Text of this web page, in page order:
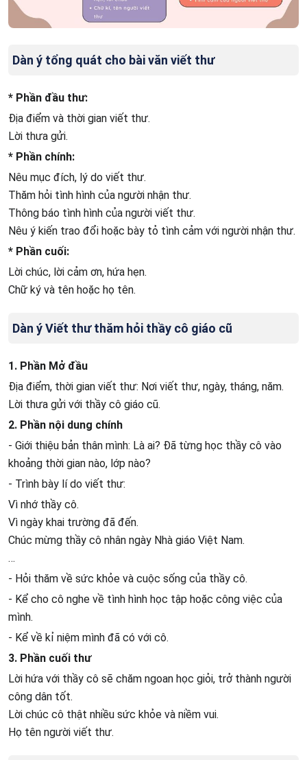
Dàn ý tổng quát cho bài văn viết thư
* Phần đầu thư:
Địa điểm và thời gian viết thư.
Lời thưa gửi.
* Phần chính:
Nêu mục đích, lý do viết thư.
Thăm hỏi tình hình của người nhận thư.
Thông báo tình hình của người viết thư.
Nêu ý kiến trao đổi hoặc bày tỏ tình cảm với người nhận thư.
* Phần cuối:
Lời chúc, lời cảm ơn, hứa hẹn.
Chữ ký và tên hoặc họ tên.
Dàn ý Viết thư thăm hỏi thầy cô giáo cũ
1. Phần Mở đầu
Địa điểm, thời gian viết thư: Nơi viết thư, ngày, tháng, năm.
Lời thưa gửi với thầy cô giáo cũ.
2. Phần nội dung chính
- Giới thiệu bản thân mình: Là ai? Đã từng học thầy cô vào
khoảng thời gian nào, lớp nào?
- Trình bày lí do viết thư:
Vì nhớ thầy cô.
Vì ngày khai trường đã đến.
Chúc mừng thầy cô nhân ngày Nhà giáo Việt Nam.
…
- Hỏi thăm về sức khỏe và cuộc sống của thầy cô.
- Kể cho cô nghe về tình hình học tập hoặc công việc của
mình.
- Kể về kỉ niệm mình đã có với cô.
3. Phần cuối thư
Lời hứa với thầy cô sẽ chăm ngoan học giỏi, trở thành người
công dân tốt.
Lời chúc cô thật nhiều sức khỏe và niềm vui.
Họ tên người viết thư.